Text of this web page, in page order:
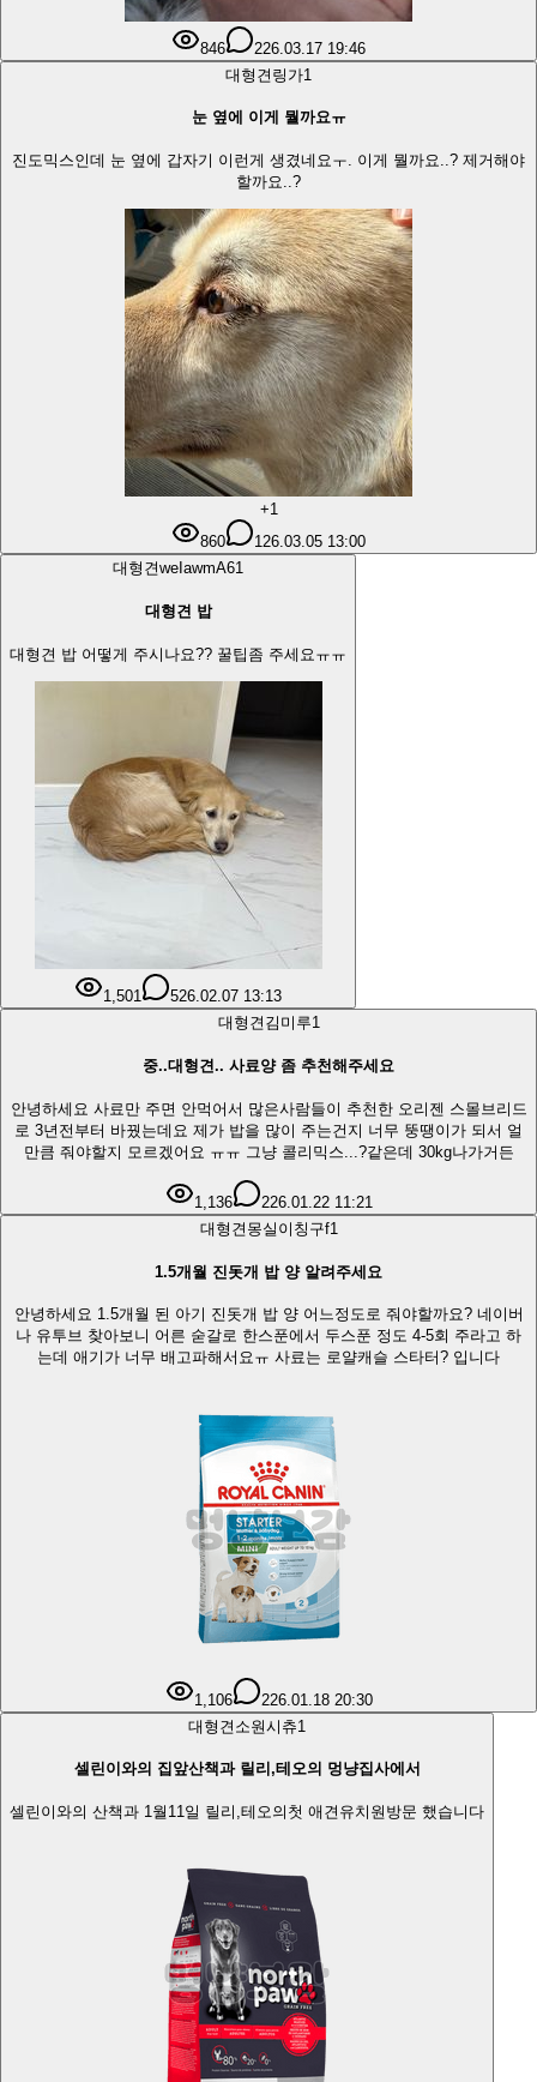
846 226.03.17 19:46
대형견 링가1
눈 옆에 이게 뭘까요ㅠ
진도믹스인데 눈 옆에 갑자기 이런게 생겼네요ㅜ. 이게 뭘까요..? 제거해야
할까요..?
+1
860
126.03.05 13:00
대형견weIawmA61
대형견 밥
대형견 밥 어떻게 주시나요?? 꿀팁좀 주세요ㅠㅠ
1,501 526.02.07 13:13
대형견 김미루1
중..대형견.. 사료양 좀 추천해주세요
안녕하세요 사료만 주면 안먹어서 많은사람들이 추천한 오리젠 스몰브리드
로 3년전부터 바꿨는데요 제가 밥을 많이 주는건지 너무 뚱땡이가 되서 얼
만큼 줘야할지 모르겠어요 ㅠㅠ 그냥 콜리믹스...?같은데 30kg나가거든
1,136 226.01.22 11:21
대형견 몽실이칭구f1
1.5개월 진돗개 밥 양 알려주세요
안녕하세요 1.5개월 된 아기 진돗개 밥 양 어느정도로 줘야할까요? 네이버
나 유투브 찾아보니 어른 숟갈로 한스푼에서 두스푼 정도 4-5회 주라고 하
는데 애기가 너무 배고파해서요ㅠ 사료는 로얄캐슬 스타터? 입니다
1,106 226.01.18 20:30
대형견 소원시츄1
셀린이와의 집앞산책과 릴리,테오의 멍냥집사에서
셀린이와의 산책과 1월11일 릴리,테오의첫 애견유치원방문 했습니다